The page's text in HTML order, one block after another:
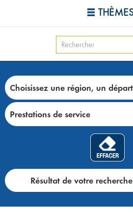
THÈMES
Choisissez une région, un
Prestations de service
Résultat de votre